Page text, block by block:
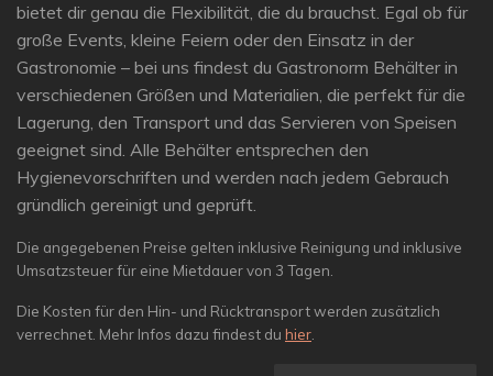
bietet dir genau die Flexibilität, die du brauchst. Egal ob für
große Events, kleine Feiern oder den Einsatz in der
Gastronomie – bei uns findest du Gastronorm Behälter in
verschiedenen Größen und Materialien, die perfekt für die
Lagerung, den Transport und das Servieren von Speisen
geeignet sind. Alle Behälter entsprechen den
Hygienevorschriften und werden nach jedem Gebrauch
gründlich gereinigt und geprüft.
Die angegebenen Preise gelten inklusive Reinigung und inklusive
Umsatzsteuer für eine Mietdauer von 3 Tagen.
Die Kosten für den Hin- und Rücktransport werden zusätzlich
verrechnet. Mehr Infos dazu findest du hier